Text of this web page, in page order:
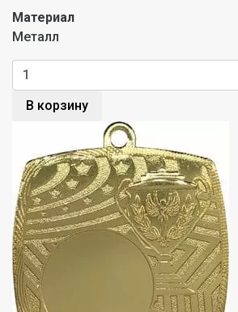
Материал
Металл
В корзину